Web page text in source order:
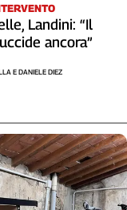
Landini: “Il
ancora”
E DANIELE DIEZ